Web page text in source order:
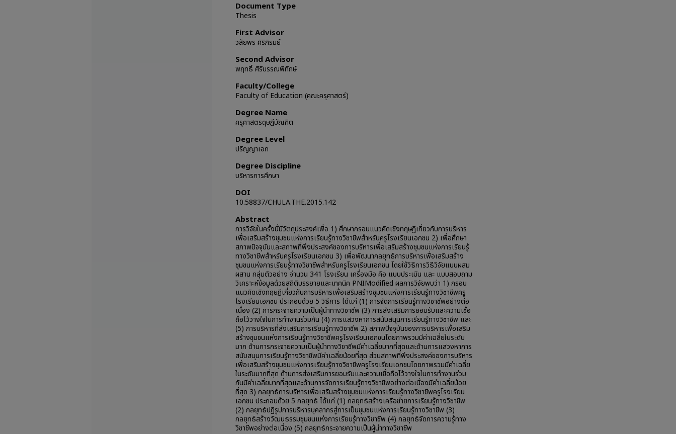
Document Type
Thesis
First Advisor
วลัยพร ศิริภิรมย์
Second Advisor
พฤทธิ์ ศิริบรรณพิทักษ์
Faculty/College
Faculty of Education (คณะครุศาสตร์)
Degree Name
ครุศาสตรดุษฎีบัณฑิต
Degree Level
ปริญญาเอก
Degree Discipline
บริหารการศึกษา
DOI
10.58837/CHULA.THE.2015.142
Abstract
การวิจัยในครั้งนี้มีวัตถุประสงค์เพื่อ 1) ศึกษากรอบแนวคิดเชิงทฤษฎีเกี่ยวกับการบริหาร
เพื่อเสริมสร้างชุมชนแห่งการเรียนรู้ทางวิชาชีพสำหรับครูโรงเรียนเอกชน 2) เพื่อศึกษา
สภาพปัจจุบันและสภาพที่พึงประสงค์ของการบริหารเพื่อเสริมสร้างชุมชนแห่งการเรียนรู้
ทางวิชาชีพสำหรับครูโรงเรียนเอกชน 3) เพื่อพัฒนากลยุทธ์การบริหารเพื่อเสริมสร้าง
ชุมชนแห่งการเรียนรู้ทางวิชาชีพสำหรับครูโรงเรียนเอกชน โดยใช้วิธีการวิธีวิจัยแบบผสม
ผสาน กลุ่มตัวอย่าง จำนวน 341 โรงเรียน เครื่องมือ คือ แบบประเมิน และ แบบสอบถาม
วิเคราะห์ข้อมูลด้วยสถิติบรรยายและเทคนิค PNIModified ผลการวิจัยพบว่า 1) กรอบ
แนวคิดเชิงทฤษฎีเกี่ยวกับการบริหารเพื่อเสริมสร้างชุมชนแห่งการเรียนรู้ทางวิชาชีพครู
โรงเรียนเอกชน ประกอบด้วย 5 วิธีการ ได้แก่ (1) การจัดการเรียนรู้ทางวิชาชีพอย่างต่อ
เนื่อง (2) การกระจายความเป็นผู้นำทางวิชาชีพ (3) การส่งเสริมการยอมรับและความเชื่อ
ถือไว้วางใจในการทำงานร่วมกัน (4) การแสวงหาการสนับสนุนการเรียนรู้ทางวิชาชีพ และ
(5) การบริหารที่ส่งเสริมการเรียนรู้ทางวิชาชีพ 2) สภาพปัจจุบันของการบริหารเพื่อเสริม
สร้างชุมชนแห่งการเรียนรู้ทางวิชาชีพครูโรงเรียนเอกชนโดยภาพรวมมีค่าเฉลี่ยในระดับ
มาก ด้านการกระจายความเป็นผู้นำทางวิชาชีพมีค่าเฉลี่ยมากที่สุดและด้านการแสวงหาการ
สนับสนุนการเรียนรู้ทางวิชาชีพมีค่าเฉลี่ยน้อยที่สุด ส่วนสภาพที่พึงประสงค์ของการบริหาร
เพื่อเสริมสร้างชุมชนแห่งการเรียนรู้ทางวิชาชีพครูโรงเรียนเอกชนโดยภาพรวมมีค่าเฉลี่ย
ในระดับมากที่สุด ด้านการส่งเสริมการยอมรับและความเชื่อถือไว้วางใจในการทำงานร่วม
กันมีค่าเฉลี่ยมากที่สุดและด้านการจัดการเรียนรู้ทางวิชาชีพอย่างต่อเนื่องมีค่าเฉลี่ยน้อย
ที่สุด 3) กลยุทธ์การบริหารเพื่อเสริมสร้างชุมชนแห่งการเรียนรู้ทางวิชาชีพครูโรงเรียน
เอกชน ประกอบด้วย 5 กลยุทธ์ ได้แก่ (1) กลยุทธ์สร้างเครือข่ายการเรียนรู้ทางวิชาชีพ
(2) กลยุทธ์ปฏิรูปการบริหารบุคลากรสู่การเป็นชุมชนแห่งการเรียนรู้ทางวิชาชีพ (3)
กลยุทธ์สร้างวัฒนธรรมชุมชนแห่งการเรียนรู้ทางวิชาชีพ (4) กลยุทธ์จัดการความรู้ทาง
วิชาชีพอย่างต่อเนื่อง (5) กลยุทธ์กระจายความเป็นผู้นำทางวิชาชีพ